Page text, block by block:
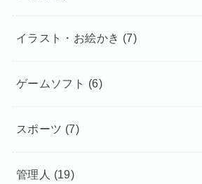
イラスト・お絵かき (7)
ゲームソフト (6)
スポーツ (7)
管理人 (19)